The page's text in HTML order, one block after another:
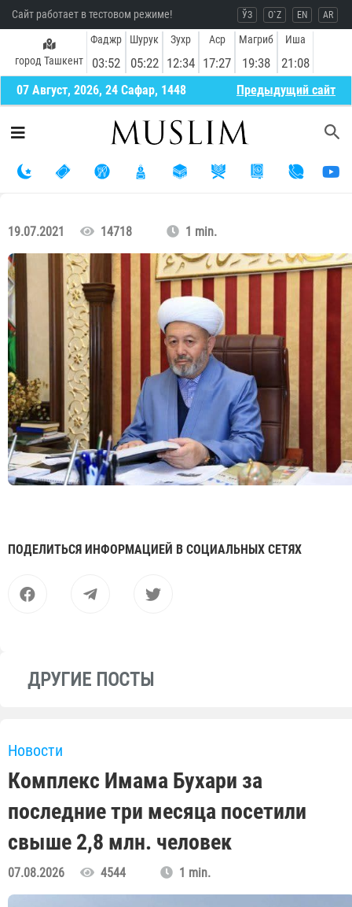
Сайт работает в тестовом режиме! ЎЗ O`Z EN AR
город Ташкент
Фаджр
03:52
Шурук
05:22
Зухр
12:34
Аср
17:27
Магриб
19:38
Иша
21:08
07 Август, 2026, 24 Сафар, 1448 Предыдущий сайт
19.07.2021 14718 1 min.
ПОДЕЛИТЬСЯ ИНФОРМАЦИЕЙ В СОЦИАЛЬНЫХ СЕТЯХ
ДРУГИЕ ПОСТЫ
Новости
Комплекс Имама Бухари за
последние три месяца посетили
свыше 2,8 млн. человек
07.08.2026 4544 1 min.